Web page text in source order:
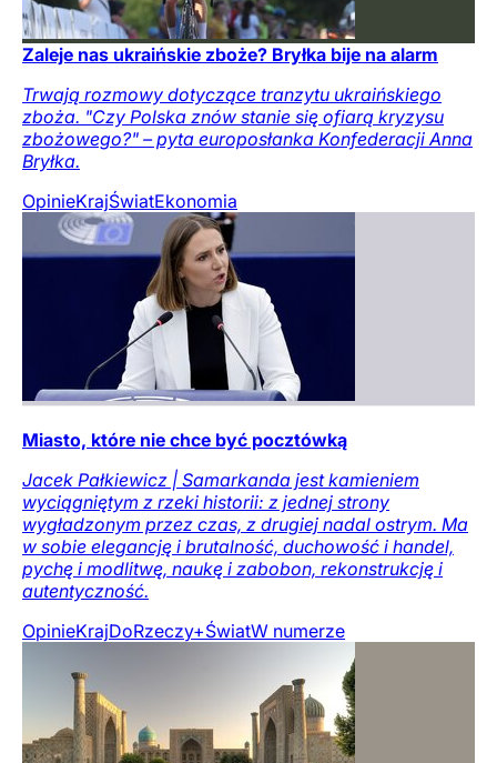
Zaleje nas ukraińskie zboże? Bryłka bije na alarm
Trwają rozmowy dotyczące tranzytu ukraińskiego
zboża. "Czy Polska znów stanie się ofiarą kryzysu
zbożowego?" – pyta europosłanka Konfederacji Anna
Bryłka.
OpinieKrajŚwiatEkonomia
Miasto, które nie chce być pocztówką
Jacek Pałkiewicz | Samarkanda jest kamieniem
wyciągniętym z rzeki historii: z jednej strony
wygładzonym przez czas, z drugiej nadal ostrym. Ma
w sobie elegancję i brutalność, duchowość i handel,
pychę i modlitwę, naukę i zabobon, rekonstrukcję i
autentyczność.
OpinieKrajDoRzeczy+ŚwiatW numerze